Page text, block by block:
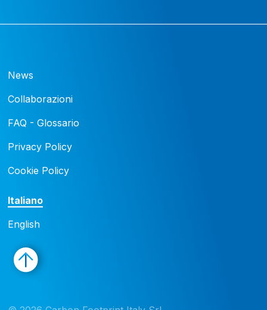
News
Collaborazioni
FAQ - Glossario
Privacy Policy
Cookie Policy
Italiano
English